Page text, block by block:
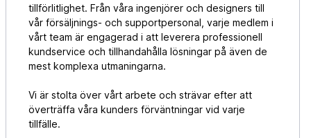
tillförlitlighet. Från våra ingenjörer och designers till
vår försäljnings- och supportpersonal, varje medlem i
vårt team är engagerad i att leverera professionell
kundservice och tillhandahålla lösningar på även de
mest komplexa utmaningarna.
Vi är stolta över vårt arbete och strävar efter att
överträffa våra kunders förväntningar vid varje
tillfälle.